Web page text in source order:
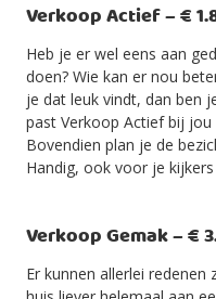
Verkoop Actief – €
Heb je er wel eens aan
doen? Wie kan er nou
je dat leuk vindt, dan ben
past Verkoop Actief bij jou
Bovendien plan je de
Handig, ook voor je
Verkoop Gemak – €
Er kunnen allerlei